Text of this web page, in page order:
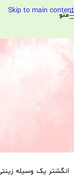
Skip to main content
منو
باارزش
انگشتر یک وسیله